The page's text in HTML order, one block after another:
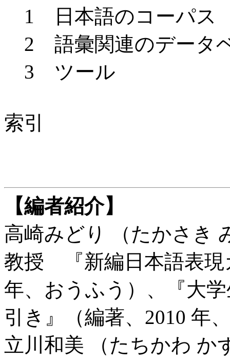
1 日本語のコーパス
2 語彙関連のデータ
3 ツール
索引
【編者紹介】
高崎みどり （たかさき
教授 『新編日本語表現
年、おうふう）、『大
引き』（編著、2010 年
立川和美 （たちかわ